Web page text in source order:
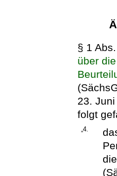
§ 1
über
23.
folgt
„4.